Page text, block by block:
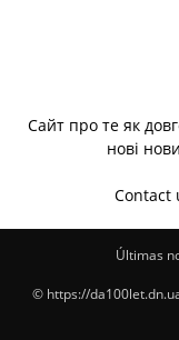
Cайт про те як
нові
Contact
Últimas
© https://